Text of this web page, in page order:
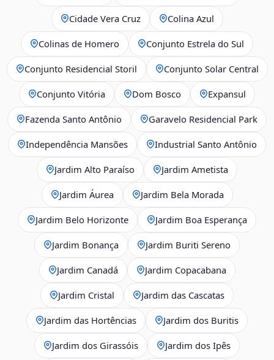
Cidade Vera Cruz Colina Azul
Colinas de Homero Conjunto Estrela do Sul
Conjunto Residencial Storil Conjunto Solar Central
Conjunto Vitória Dom Bosco Expansul
Fazenda Santo Antônio Garavelo Residencial Park
Independência Mansões Industrial Santo Antônio
Jardim Alto Paraíso Jardim Ametista
Jardim Áurea Jardim Bela Morada
Jardim Belo Horizonte Jardim Boa Esperança
Jardim Bonança Jardim Buriti Sereno
Jardim Canadá Jardim Copacabana
Jardim Cristal Jardim das Cascatas
Jardim das Hortências Jardim dos Buritis
Jardim dos Girassóis Jardim dos Ipês